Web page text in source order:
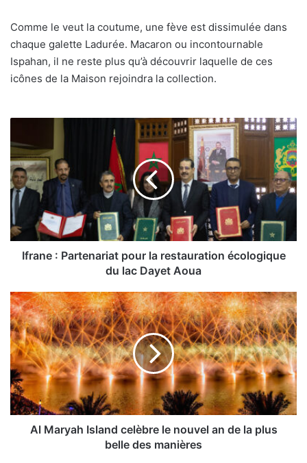
Comme le veut la coutume, une fève est dissimulée dans
chaque galette Ladurée. Macaron ou incontournable
Ispahan, il ne reste plus qu’à découvrir laquelle de ces
icônes de la Maison rejoindra la collection.
Partenariat
pour
la
restauration
écologique
du
lac
Dayet
Ifrane : Partenariat pour la restauration écologique
du lac Dayet Aoua
Al
Maryah
Island
celèbre
le
nouvel
an
de
la
Al Maryah Island celèbre le nouvel an de la plus
belle des manières